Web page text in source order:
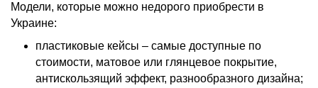
Модели, которые можно недорого приобрести в
Украине:
пластиковые кейсы – самые доступные по
стоимости, матовое или глянцевое покрытие,
антискользящий эффект, разнообразного дизайна;